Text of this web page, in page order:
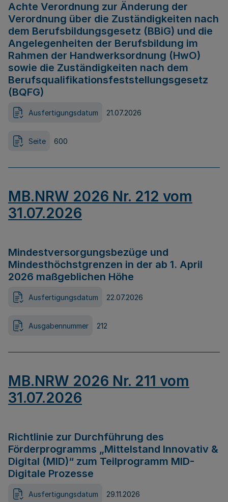
Achte Verordnung zur Änderung der
Verordnung über die Zuständigkeiten nach
dem Berufsbildungsgesetz (BBiG) und die
Angelegenheiten der Berufsbildung im
Rahmen der Handwerksordnung (HwO)
sowie die Zuständigkeiten nach dem
Berufsqualifikationsfeststellungsgesetz
(BQFG)
Ausfertigungsdatum 21.07.2026
Seite 600
MB.NRW 2026 Nr. 212 vom
31.07.2026
Mindestversorgungsbezüge und
Mindesthöchstgrenzen in der ab 1. April
2026 maßgeblichen Höhe
Ausfertigungsdatum 22.07.2026
Ausgabennummer 212
MB.NRW 2026 Nr. 211 vom
31.07.2026
Richtlinie zur Durchführung des
Förderprogramms „Mittelstand Innovativ &
Digital (MID)“ zum Teilprogramm MID-
Digitale Prozesse
Ausfertigungsdatum 29.11.2026